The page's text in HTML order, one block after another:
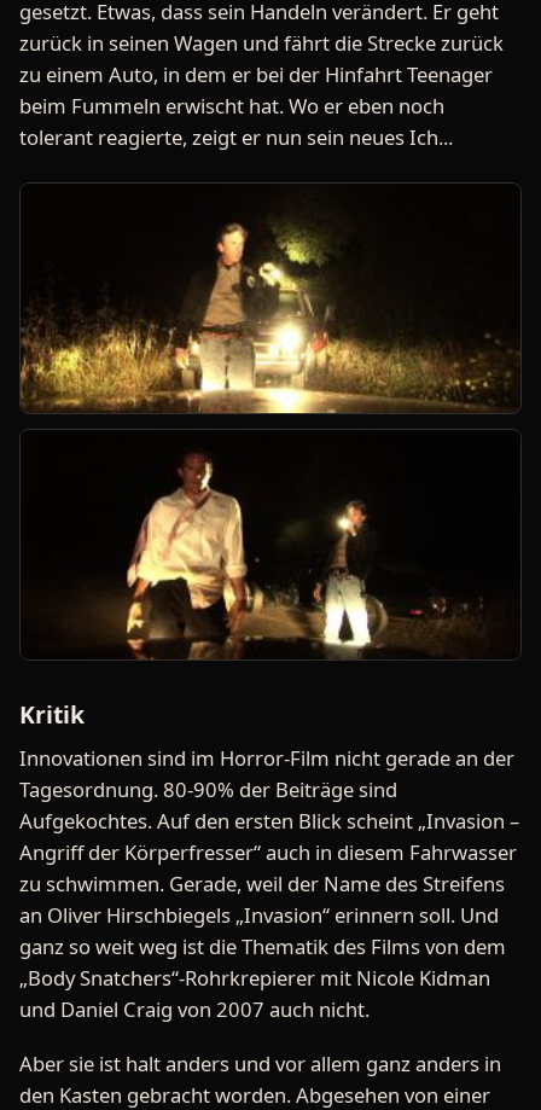
gesetzt. Etwas, dass sein Handeln verändert. Er geht
zurück in seinen Wagen und fährt die Strecke zurück
zu einem Auto, in dem er bei der Hinfahrt Teenager
beim Fummeln erwischt hat. Wo er eben noch
tolerant reagierte, zeigt er nun sein neues Ich...
Kritik
Innovationen sind im Horror-Film nicht gerade an der
Tagesordnung. 80-90% der Beiträge sind
Aufgekochtes. Auf den ersten Blick scheint „Invasion –
Angriff der Körperfresser“ auch in diesem Fahrwasser
zu schwimmen. Gerade, weil der Name des Streifens
an Oliver Hirschbiegels „Invasion“ erinnern soll. Und
ganz so weit weg ist die Thematik des Films von dem
„Body Snatchers“-Rohrkrepierer mit Nicole Kidman
und Daniel Craig von 2007 auch nicht.
Aber sie ist halt anders und vor allem ganz anders in
den Kasten gebracht worden. Abgesehen von einer